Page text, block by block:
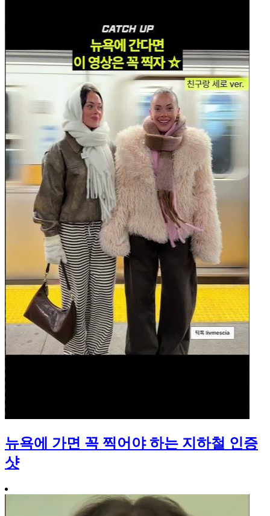
뉴욕에 가면 꼭 찍어야 하는 지하철 인증
샷